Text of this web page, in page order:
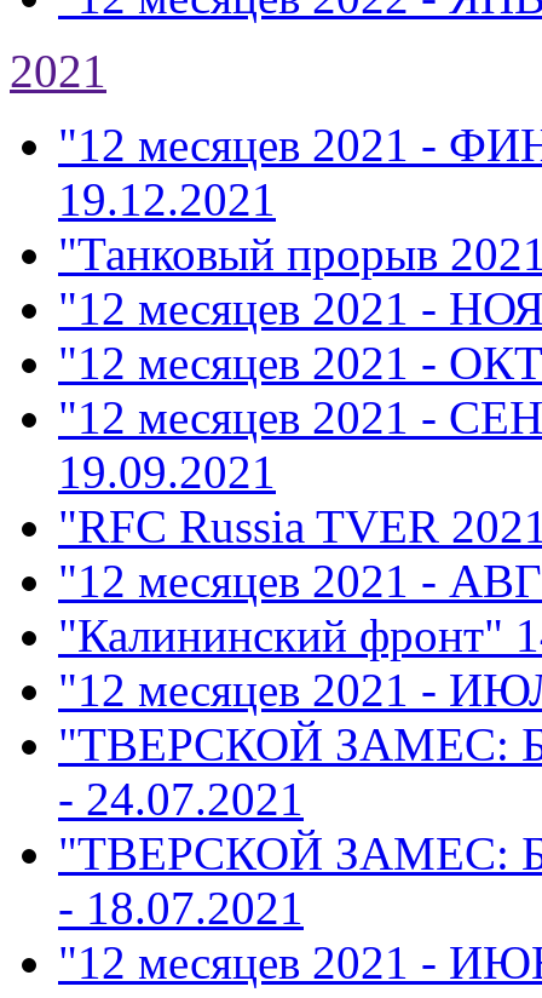
2021
"12 месяцев 2021 -
19.12.2021
"Танковый прорыв
"12 месяцев 2021 -
"12 месяцев 2021 -
"12 месяцев 2021 -
19.09.2021
"RFC Russia TVER
"12 месяцев 2021 -
"Калининский фронт"
"12 месяцев 2021 -
"ТВЕРСКОЙ ЗАМЕС:
- 24.07.2021
"ТВЕРСКОЙ ЗАМЕС:
- 18.07.2021
"12 месяцев 2021 -